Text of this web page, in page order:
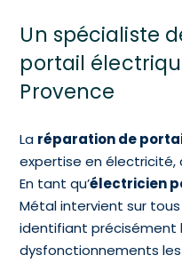
Un spécialiste
portail
Provence
La réparation de
expertise en
En tant qu’électricien
Métal intervient sur
identifiant précisément
dysfonctionnements